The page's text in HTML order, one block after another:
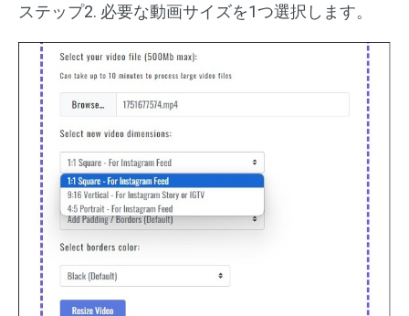
ステップ2. 必要な動画サイズを1つ選択します。